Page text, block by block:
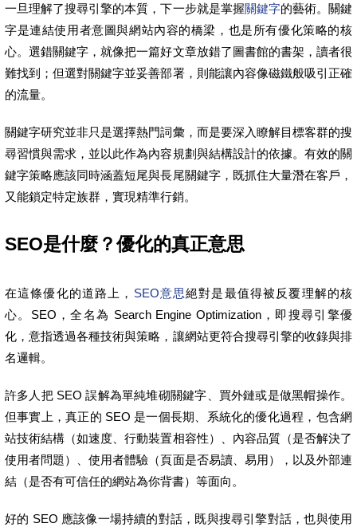
一旦理解了搜尋引擎的本質，下一步就是掌握關鍵字的藝術。關鍵
字是連結使用者意圖與網站內容的橋梁，也是所有優化策略的核
心。選錯關鍵字，就像把一篇好文章放錯了圖書館的書架，讀者很
難找到；但選對關鍵字並妥善部署，則能讓內容像磁鐵般吸引正確
的流量。
關鍵字研究並非只是選擇熱門詞彙，而是要深入瞭解目標客群的搜
尋習慣與需求，並以此作為內容規劃與結構設計的依據。有效的關
鍵字策略應該同時涵蓋短尾與長尾關鍵字，既抓住大量潛在客戶，
又能鎖定特定族群，實現精準行銷。
SEO是什麼？優化的真正意思
在這條優化的道路上， SEO意思絕對是最值得被反覆理解的核
心。SEO，全名為 Search Engine Optimization，即搜尋引擎優
化，意指透過各種技術與策略，讓網站更符合搜尋引擎的收錄與排
名邏輯。
許多人把 SEO 誤解為單純堆砌關鍵字、買外鏈或是做黑帽操作。
但事實上，真正的 SEO 是一個長期、系統化的優化過程，包含網
站技術結構（如速度、行動裝置相容性）、內容品質（是否解決了
使用者問題）、使用者體驗（頁面是否易讀、易用），以及外部連
結（是否有可信任的網站為你背書）等面向。
好的 SEO 應該像一場持續的對話，既與搜尋引擎對話，也與使用